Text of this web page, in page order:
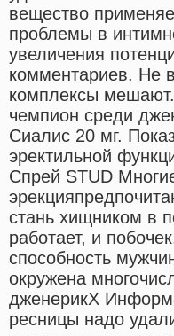
вещество
проблемы в
увеличения
комментариев. Не
комплексы
чемпион среди
Сиалис 20 мг.
эректильной
Спрей STUD
стань хищником в
работает, и
способность
окружена
дженерикX
ресницы надо